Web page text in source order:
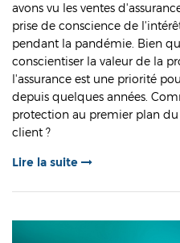
avons vu les ventes
prise de conscience de
pendant la pandémie. Bien
conscientiser la valeur de la
l'assurance est une priorité
depuis quelques années.
protection au premier plan
client ?
Lire la suite